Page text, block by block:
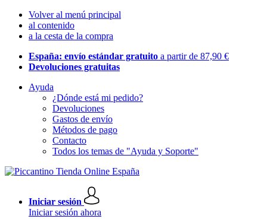
Volver al menú principal
al contenido
a la cesta de la compra
España: envío estándar gratuito a partir de 87,90 €
Devoluciones gratuitas
Ayuda
¿Dónde está mi pedido?
Devoluciones
Gastos de envío
Métodos de pago
Contacto
Todos los temas de "Ayuda y Soporte"
Iniciar sesión
Iniciar sesión ahora